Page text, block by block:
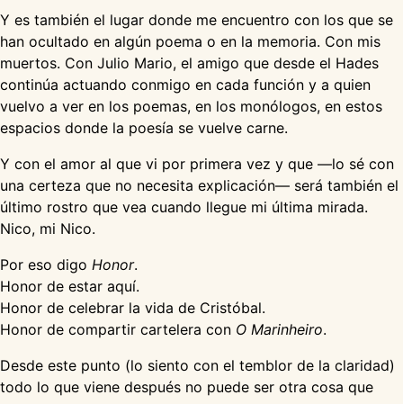
Y es también el lugar donde me encuentro con los que se
han ocultado en algún poema o en la memoria. Con mis
muertos. Con Julio Mario, el amigo que desde el Hades
continúa actuando conmigo en cada función y a quien
vuelvo a ver en los poemas, en los monólogos, en estos
espacios donde la poesía se vuelve carne.
Y con el amor al que vi por primera vez y que —lo sé con
una certeza que no necesita explicación— será también el
último rostro que vea cuando llegue mi última mirada.
Nico, mi Nico.
Por eso digo Honor.
Honor de estar aquí.
Honor de celebrar la vida de Cristóbal.
Honor de compartir cartelera con O Marinheiro.
Desde este punto (lo siento con el temblor de la claridad)
todo lo que viene después no puede ser otra cosa que